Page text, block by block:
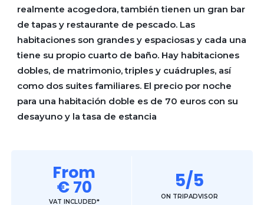
realmente acogedora, también tienen un gran bar
de tapas y restaurante de pescado. Las
habitaciones son grandes y espaciosas y cada una
tiene su propio cuarto de baño. Hay habitaciones
dobles, de matrimonio, triples y cuádruples, así
como dos suites familiares. El precio por noche
para una habitación doble es de 70 euros con su
desayuno y la tasa de estancia
From
€ 70
VAT INCLUDED*
5/5
ON TRIPADVISOR